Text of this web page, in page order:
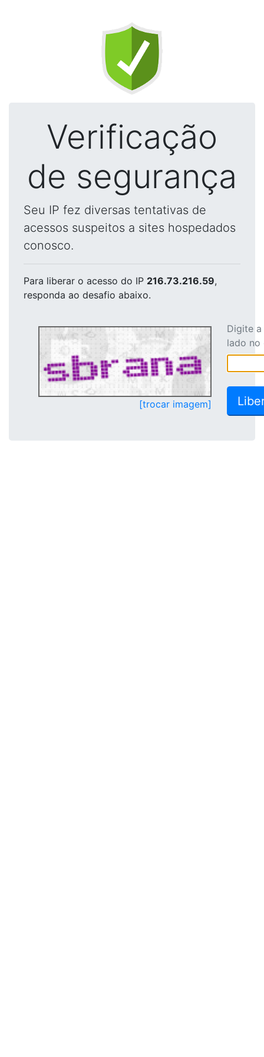
Verificação
de segurança
Seu IP fez diversas tentativas de
acessos suspeitos a sites hospedados
conosco.
Para liberar o acesso do IP 216.73.216.59,
responda ao desafio abaixo.
[trocar imagem]
Digite
lado no